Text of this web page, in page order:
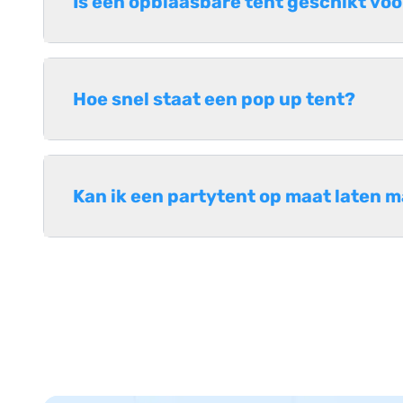
Hoe snel staat een pop up tent?
Kan ik een partytent op maat laten